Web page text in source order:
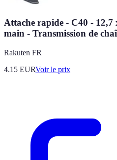
Attache rapide - C40 - 12,7
main - Transmission de
Rakuten FR
4.15 EURVoir le prix